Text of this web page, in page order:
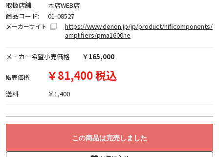
取扱店舗:
本店WEB店
商品コード:
01-08527
メーカーサイト
https://www.denon.jp/jp/product/hificomponents/
amplifiers/pma1600ne
メーカー希望小売価格 ￥165,000
販売価格 ￥81,400 税込
送料 ￥1,400
この商品は完売しました